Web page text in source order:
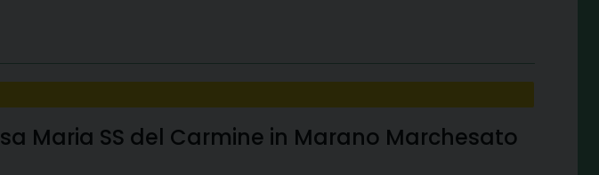
Maria SS del Carmine in Marano Marchesato